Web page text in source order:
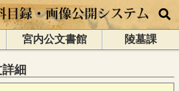
宮内公文書館 陵墓課
細